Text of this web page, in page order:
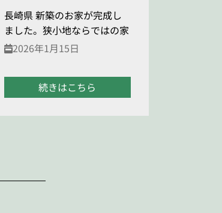
長崎県 新築のお家が完成し
ました。狭小地ならではの家
2026年1月15日
続きはこちら